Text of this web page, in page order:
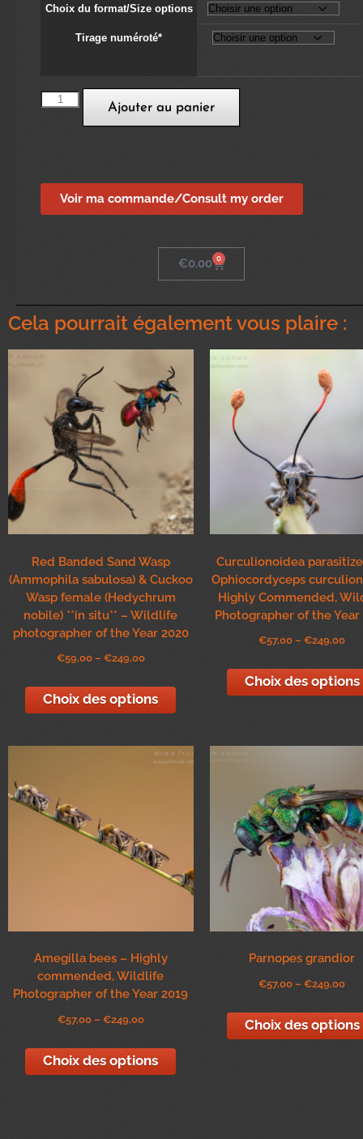
Choix du format/Size options
Tirage numéroté*
Ajouter au panier
Voir ma commande/Consult my order
€0,00 0
Cela pourrait également vous plaire :
Red Banded Sand Wasp
(Ammophila sabulosa) & Cuckoo
Wasp female (Hedychrum
nobile) **in situ** – Wildlife
photographer of the Year 2020
€59,00– €249,00
Choix des options
Curculionoidea
Ophiocordyceps
Highly Commended,
Photographer of the Year
€57,00 –€249,00
Choix des options
Amegilla bees – Highly
commended, Wildlife
Photographer of the Year 2019
€57,00– €249,00
Choix des options
Parnopes grandior
€57,00 –€249,00
Choix des options